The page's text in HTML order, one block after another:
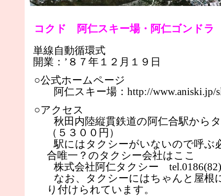
コクド 阿仁スキー場・阿仁ゴンドラ
単線自動循環式
開業：’８７年１２月１９日
○公式ホームページ
阿仁スキー場：http://www.aniski.jp/
○アクセス
秋田内陸縦貫鉄道の阿仁合駅から
（５３００円）
駅にはタクシーがいないので呼ぶ
合唯一？のタクシー会社はここ
株式会社阿仁タクシー
なお、タクシーにはちゃんと屋根
り付けられています。